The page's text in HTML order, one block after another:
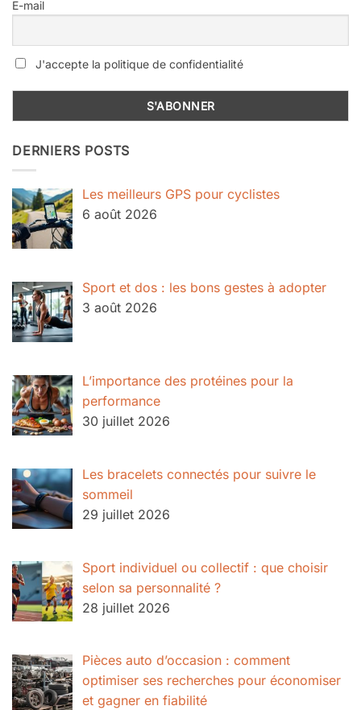
E-mail
J'accepte la politique de confidentialité
DERNIERS POSTS
Les meilleurs GPS pour cyclistes
6 août 2026
Sport et dos : les bons gestes à adopter
3 août 2026
L’importance des protéines pour la
performance
30 juillet 2026
Les bracelets connectés pour suivre le
sommeil
29 juillet 2026
Sport individuel ou collectif : que choisir
selon sa personnalité ?
28 juillet 2026
Pièces auto d’occasion : comment
optimiser ses recherches pour économiser
et gagner en fiabilité